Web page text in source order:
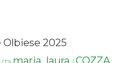
Olbiese 2025